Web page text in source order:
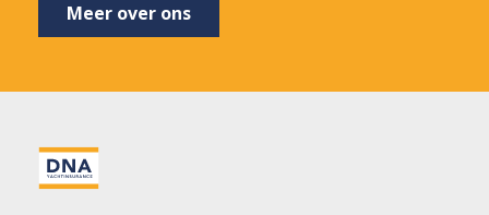
Meer over ons